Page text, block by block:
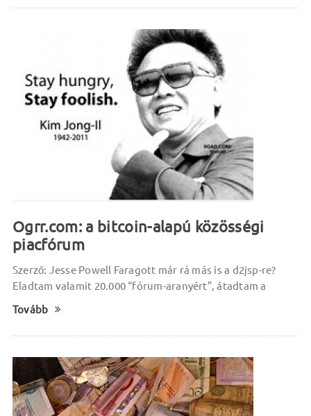
Ogrr.com: a bitcoin-alapú közösségi
piacfórum
Szerző: Jesse Powell Faragott már rá más is a d2jsp-re?
Eladtam valamit 20.000 “fórum-aranyért”, átadtam a
Tovább